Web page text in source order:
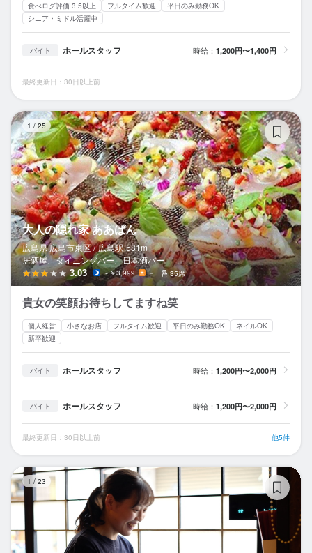
食べログ評価 3.5以上 フルタイム歓迎
平日のみ勤務OK
シニア・ミドル活躍中
バイト ホールスタッフ 時給： 1,200円〜1,400円
最終更新日：30日以上前
1 / 25
大人の隠れ家 ああばん
広島県 広島市東区 / 広島駅 581m
居酒屋、ダイニングバー、日本酒バー
3.03 ～￥3,999 － 35席
貴女の笑顔お待ちしてますね笑
個人経営 小さなお店 フルタイム歓迎 平日のみ勤務OK
ネイルOK
新卒歓迎
バイト ホールスタッフ 時給： 1,200円〜2,000円
バイト ホールスタッフ 時給： 1,200円〜2,000円
最終更新日：30日以上前 他5件
1 / 23